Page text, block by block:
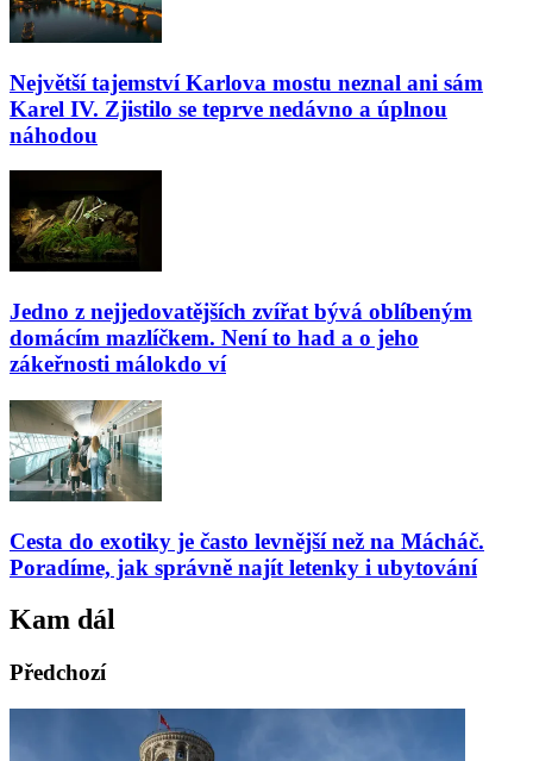
Největší tajemství Karlova mostu neznal ani sám
Karel IV. Zjistilo se teprve nedávno a úplnou
náhodou
Jedno z nejjedovatějších zvířat bývá oblíbeným
domácím mazlíčkem. Není to had a o jeho
zákeřnosti málokdo ví
Cesta do exotiky je často levnější než na Mácháč.
Poradíme, jak správně najít letenky i ubytování
Kam dál
Předchozí